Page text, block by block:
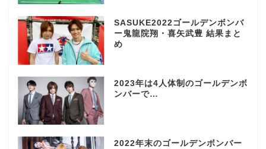
SASUKE2022ゴールデンボンバ
ー鬼龍院翔・喜矢武豊 結果まと
め
2023年は4人体制のゴールデンボ
ンバーで…
2022年末のゴールデンボンバー